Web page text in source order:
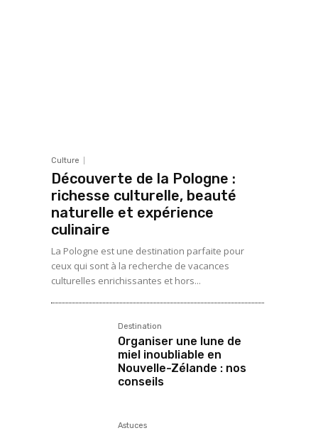
Culture
Découverte de la Pologne :
richesse culturelle, beauté
naturelle et expérience
culinaire
La Pologne est une destination parfaite pour
ceux qui sont à la recherche de vacances
culturelles enrichissantes et hors...
Destination
Organiser une lune de
miel inoubliable en
Nouvelle-Zélande : nos
conseils
Astuces